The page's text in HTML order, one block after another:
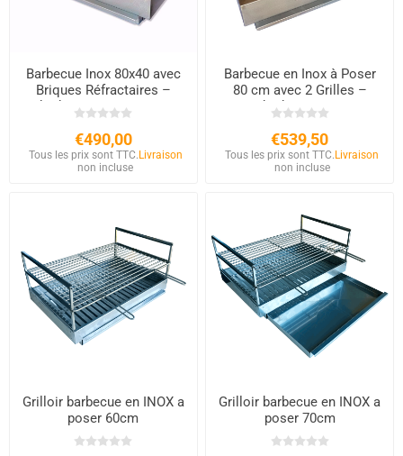
Barbecue Inox 80x40 avec
Briques Réfractaires –
Charbon et Bois à Poser
€490,00
Tous les prix sont TTC. Livraison
non incluse
Barbecue en Inox à Poser
80 cm avec 2 Grilles –
Charbon & Bois
€539,50
Tous les prix sont TTC. Livraison
non incluse
Grilloir barbecue en INOX a
poser 60cm
Grilloir barbecue en INOX a
poser 70cm